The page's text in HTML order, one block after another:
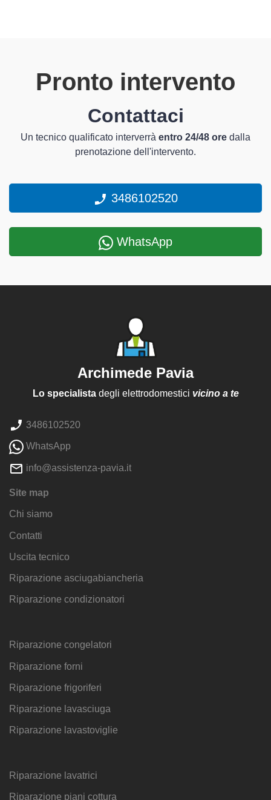
Pronto intervento
Contattaci
Un tecnico qualificato interverrà entro 24/48 ore dalla
prenotazione dell'intervento.
3486102520
WhatsApp
Archimede Pavia
Lo specialistadegli elettrodomestici vicino a te
3486102520
WhatsApp
info@assistenza-pavia.it
Site map
Chi siamo
Contatti
Uscita tecnico
Riparazione asciugabiancheria
Riparazione condizionatori
Riparazione congelatori
Riparazione forni
Riparazione frigoriferi
Riparazione lavasciuga
Riparazione lavastoviglie
Riparazione lavatrici
Riparazione piani cottura